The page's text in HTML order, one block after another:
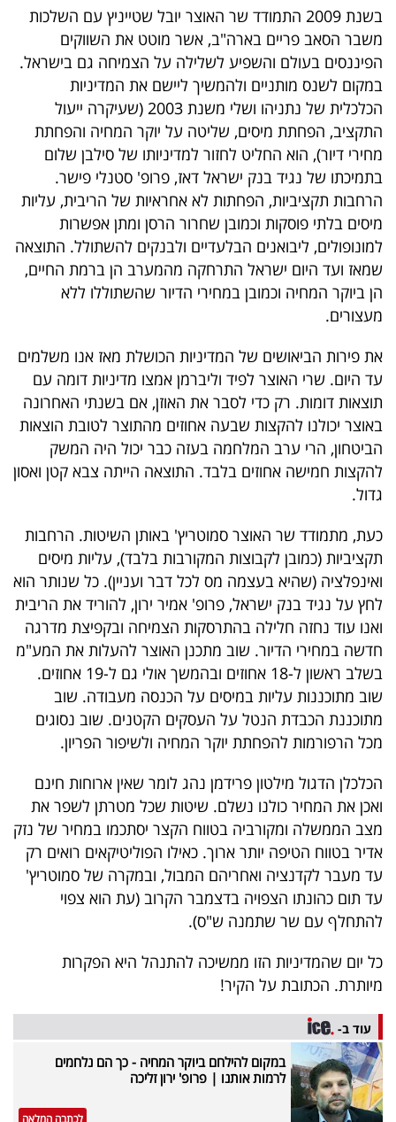
עקבו
אחרינו:
בשנת 2009 התמודד שר האוצר יובל שטייניץ עם השלכות
משבר הסאב פריים בארה"ב, אשר מוטט את השווקים
הפיננסים בעולם והשפיע לשלילה על הצמיחה גם בישראל.
במקום לשנס מותניים ולהמשיך ליישם את המדיניות
הכלכלית של נתניהו ושלי משנת 2003 (שעיקרה ייעול
התקציב, הפחתת מיסים, שליטה על יוקר המחיה והפחתת
מחירי דיור), הוא החליט לחזור למדיניותו של סילבן שלום
בתמיכתו של נגיד בנק ישראל דאז, פרופ' סטנלי פישר.
הרחבות תקציביות, הפחתות לא אחראיות של הריבית, עליות
מיסים בלתי פוסקות וכמובן שחרור הרסן ומתן אפשרות
למונופולים, ליבואנים הבלעדיים ולבנקים להשתולל. התוצאה
שמאז ועד היום ישראל התרחקה מהמערב הן ברמת החיים,
הן ביוקר המחיה וכמובן במחירי הדיור שהשתוללו ללא
מעצורים.
את פירות הביאושים של המדיניות הכושלת מאז אנו משלמים
עד היום. שרי האוצר לפיד וליברמן אמצו מדיניות דומה עם
תוצאות דומות. רק כדי לסבר את האוזן, אם בשנתי האחרונה
באוצר יכולנו להקצות שבעה אחוזים מהתוצר לטובת הוצאות
הביטחון, הרי ערב המלחמה בעזה כבר יכול היה המשק
להקצות חמישה אחוזים בלבד. התוצאה הייתה צבא קטן ואסון
גדול.
כעת, מתמודד שר האוצר סמוטריץ' באותן השיטות. הרחבות
תקציביות (כמובן לקבוצות המקורבות בלבד), עליות מיסים
ואינפלציה (שהיא בעצמה מס לכל דבר ועניין). כל שנותר הוא
לחץ על נגיד בנק ישראל, פרופ' אמיר ירון, להוריד את הריבית
ואנו עוד נחזה חלילה בהתרסקות הצמיחה ובקפיצת מדרגה
חדשה במחירי הדיור. שוב מתכנן האוצר להעלות את המע"מ
בשלב ראשון ל-18 אחוזים ובהמשך אולי גם ל-19 אחוזים.
שוב מתוכננות עליות במיסים על הכנסה מעבודה. שוב
מתוכננת הכבדת הנטל על העסקים הקטנים. שוב נסוגים
מכל הרפורמות להפחתת יוקר המחיה ולשיפור הפריון.
הכלכלן הדגול מילטון פרידמן נהג לומר שאין ארוחות חינם
ואכן את המחיר כולנו נשלם. שיטות שכל מטרתן לשפר את
מצב הממשלה ומקורביה בטווח הקצר יסתכמו במחיר של נזק
אדיר בטווח הטיפה יותר ארוך. כאילו הפוליטיקאים רואים רק
עד מעבר לקדנציה ואחריהם המבול, ובמקרה של סמוטריץ'
עד תום כהונתו הצפויה בדצמבר הקרוב (עת הוא צפוי
להתחלף עם שר שתמנה ש"ס).
כל יום שהמדיניות הזו ממשיכה להתנהל היא הפקרות
מיותרת. הכתובת על הקיר!
עוד ב-
במקום להילחם ביוקר המחיה - כך הם נלחמים
לרמות אותנו | פרופ' ירון זליכה